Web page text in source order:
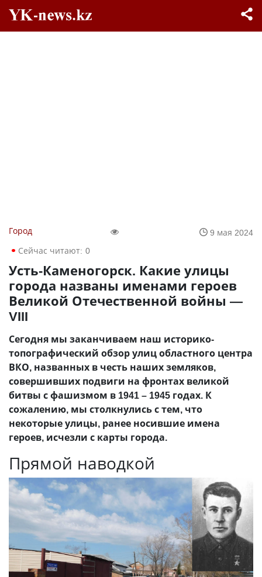
Город
9 мая 2024
Сейчас читают: 0
Усть-Каменогорск. Какие улицы
города названы именами героев
Великой Отечественной войны —
VIII
Сегодня мы заканчиваем наш историко-
топографический обзор улиц областного центра
ВКО, названных в честь наших земляков,
совершивших подвиги на фронтах великой
битвы с фашизмом в 1941 – 1945 годах. К
сожалению, мы столкнулись с тем, что
некоторые улицы, ранее носившие имена
героев, исчезли с карты города.
Прямой наводкой